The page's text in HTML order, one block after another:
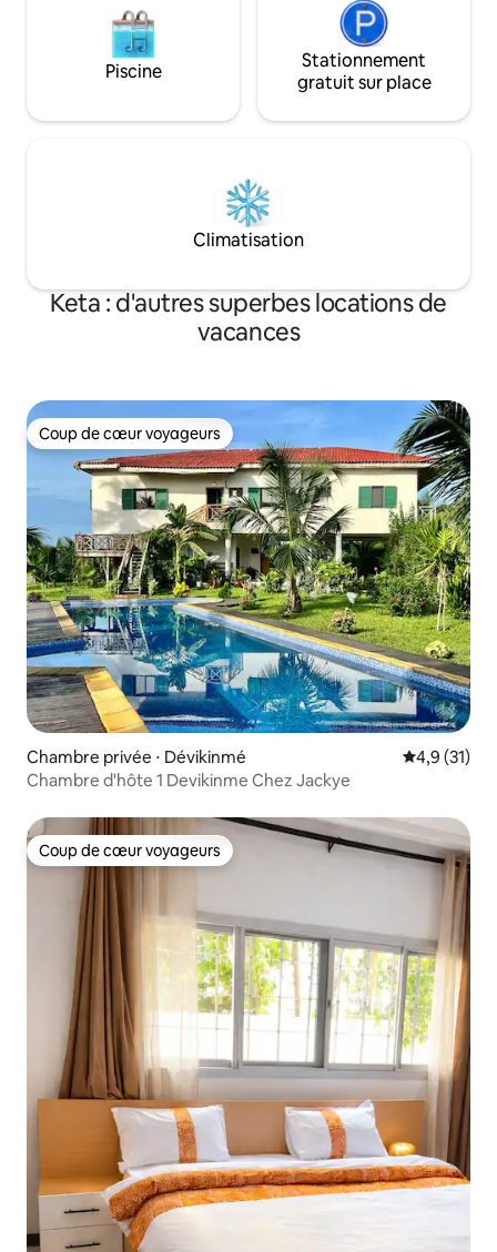
Piscine
Stationnement
gratuit sur place
Climatisation
Keta : d'autres superbes locations de
vacances
Coup de cœur voyageurs
Coup de cœur voyageurs
Chambre privée ⋅ Dévikinmé Évaluation
4,9 (31)
Chambre d'hôte 1 Devikinme Chez Jackye
Coup de cœur voyageurs
Coup de cœur voyageurs